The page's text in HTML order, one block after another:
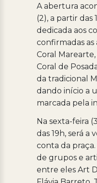
A abertura
(2), a partir das
dedicada aos
confirmadas
Coral
Coral de
da tradicional
dando início a
marcada pela
Na sexta-feira
das 19h, será a
conta da
de grupos e
entre eles Art